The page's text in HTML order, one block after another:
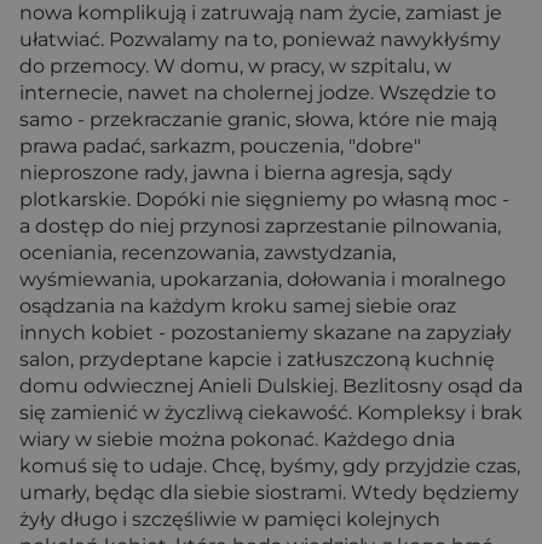
nowa komplikują i zatruwają nam życie, zamiast je
ułatwiać. Pozwalamy na to, ponieważ nawykłyśmy
do przemocy. W domu, w pracy, w szpitalu, w
internecie, nawet na cholernej jodze. Wszędzie to
samo - przekraczanie granic, słowa, które nie mają
prawa padać, sarkazm, pouczenia, "dobre"
nieproszone rady, jawna i bierna agresja, sądy
plotkarskie. Dopóki nie sięgniemy po własną moc -
a dostęp do niej przynosi zaprzestanie pilnowania,
oceniania, recenzowania, zawstydzania,
wyśmiewania, upokarzania, dołowania i moralnego
osądzania na każdym kroku samej siebie oraz
innych kobiet - pozostaniemy skazane na zapyziały
salon, przydeptane kapcie i zatłuszczoną kuchnię
domu odwiecznej Anieli Dulskiej. Bezlitosny osąd da
się zamienić w życzliwą ciekawość. Kompleksy i brak
wiary w siebie można pokonać. Każdego dnia
komuś się to udaje. Chcę, byśmy, gdy przyjdzie czas,
umarły, będąc dla siebie siostrami. Wtedy będziemy
żyły długo i szczęśliwie w pamięci kolejnych